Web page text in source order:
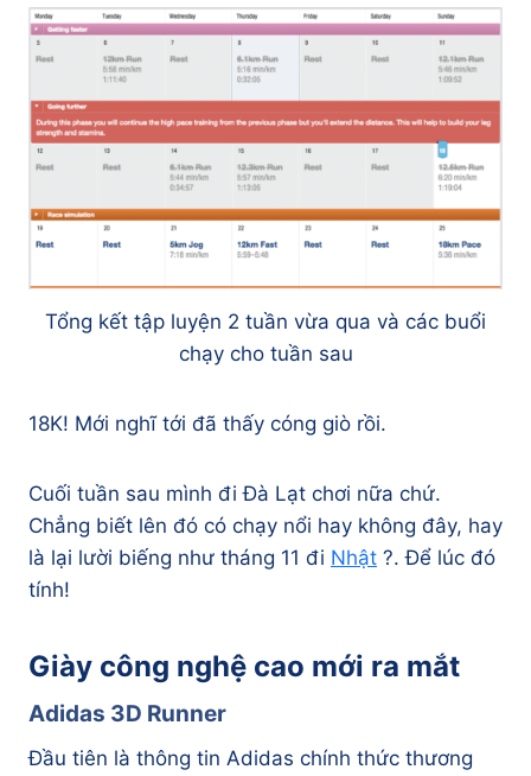
Tổng kết tập luyện 2 tuần vừa qua và các buổi
chạy cho tuần sau
18K! Mới nghĩ tới đã thấy cóng giò rồi.
Cuối tuần sau mình đi Đà Lạt chơi nữa chứ.
Chẳng biết lên đó có chạy nổi hay không đây, hay
là lại lười biếng như tháng 11 đi Nhật ?. Để lúc đó
tính!
Giày công nghệ cao mới ra mắt
Adidas 3D Runner
Đầu tiên là thông tin Adidas chính thức thương